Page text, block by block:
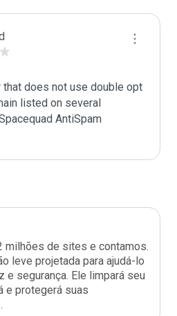
that does not use double opt
listed on several
AntiSpam
milhões de sites e contamos.
leve projetada para ajudá-lo
e segurança. Ele limpará seu
e protegerá suas